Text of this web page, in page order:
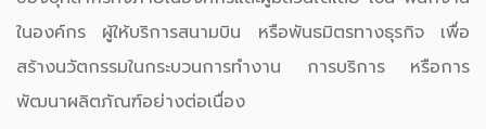
ในองค์กร ผู้ให้บริการสนามบิน หรือพันธมิตรทางธุรกิจ เพื่อ
สร้างนวัตกรรมในกระบวนการทำงาน การบริการ หรือการ
พัฒนาผลิตภัณฑ์อย่างต่อเนื่อง